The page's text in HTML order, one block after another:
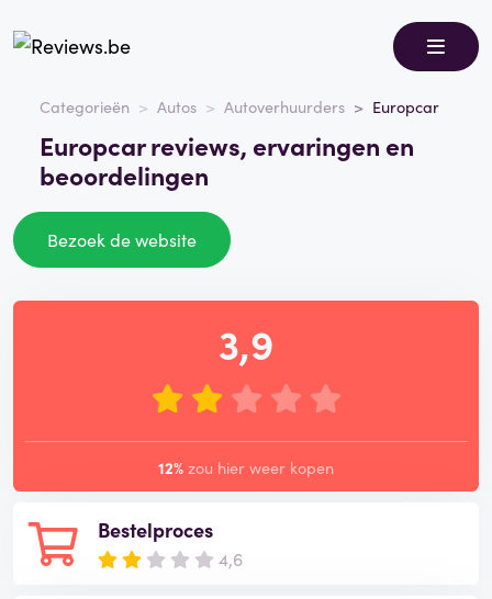
Categorieën Autos Autoverhuurders Europcar
Europcar reviews, ervaringen en
beoordelingen
Bezoek de website
Bestelproces
4,6
3,9
12% zou hier weer kopen